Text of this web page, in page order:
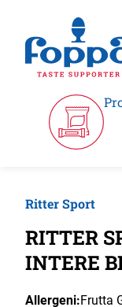
Passa alla
Ritter Sport
RITTER
INTERE
Allergeni:Frutta